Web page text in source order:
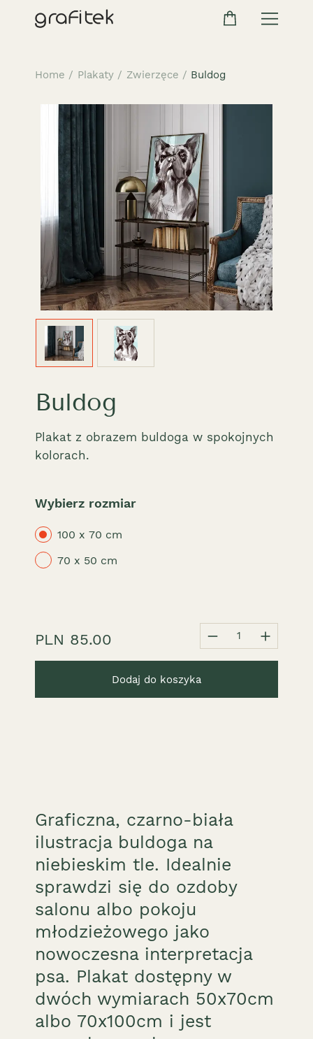
Home / Plakaty / Zwierzęce / Buldog
Buldog
Plakat z obrazem buldoga w spokojnych
kolorach.
Wybierz rozmiar
100 x 70 cm
70 x 50 cm
PLN 85.00 1
Dodaj do koszyka
Graficzna, czarno-biała
ilustracja buldoga na
niebieskim tle. Idealnie
sprawdzi się do ozdoby
salonu albo pokoju
młodzieżowego jako
nowoczesna interpretacja
psa. Plakat dostępny w
dwóch wymiarach 50x70cm
albo 70x100cm i jest